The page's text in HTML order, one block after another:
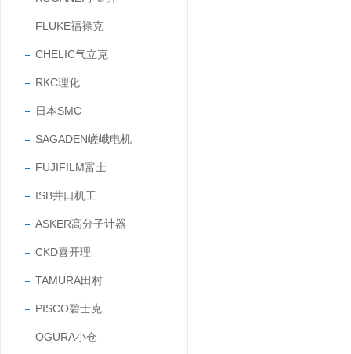
FLUKE福禄克
CHELIC气立克
RKC理化
日本SMC
SAGADEN嵯峨电机
FUJIFILM富士
ISB井口机工
ASKER高分子计器
CKD喜开理
TAMURA田村
PISCO碧士克
OGURA小仓